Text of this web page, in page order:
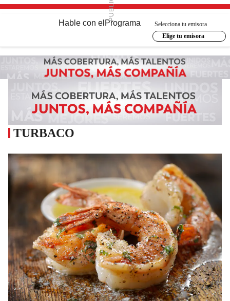
Hable con el Programa
Selecciona tu emisora
Elige tu emisora
TURBACO